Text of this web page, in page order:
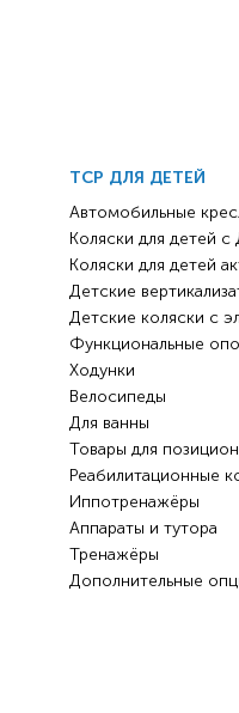
ТСР ДЛЯ ДЕТЕЙ
Автомобильные
Коляски для детей
Коляски для детей
Детские
Детские коляски с
Функциональные
Ходунки
Велосипеды
Для ванны
Товары для
Реабилитационные
Иппотренажёры
Аппараты и тутора
Тренажёры
Дополнительные